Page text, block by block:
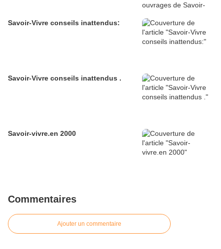
Savoir-Vivre conseils inattendus:
Savoir-Vivre conseils inattendus .
Savoir-vivre.en 2000
Commentaires
Ajouter un commentaire